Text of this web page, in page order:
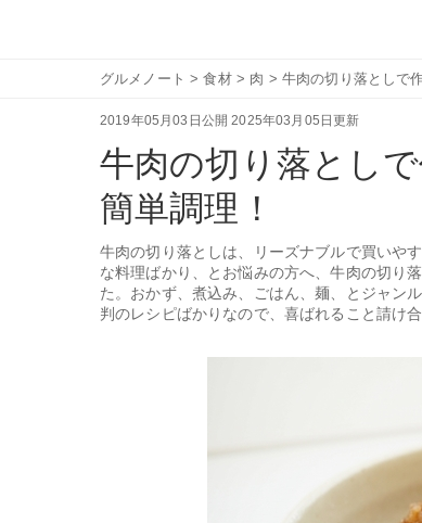
グルメノート >食材 > 肉 > 牛肉の切り落としで
2019年05月03日公開 2025年03月05日更新
牛肉の切り落とし
簡単調理！
牛肉の切り落としは、リーズナブルで買いや
な料理ばかり、とお悩みの方へ、牛肉の切り
た。おかず、煮込み、ごはん、麺、とジャン
判のレシピばかりなので、喜ばれること請け合